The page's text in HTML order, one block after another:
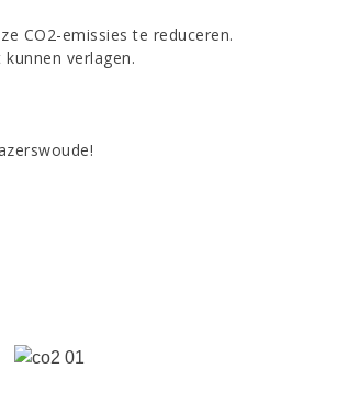
CO2-emissies te reduceren.
verlagen.